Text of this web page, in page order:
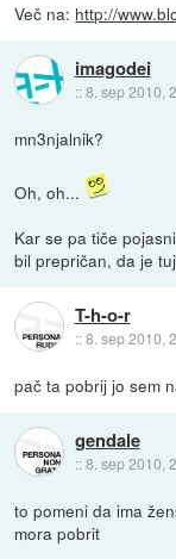
Več na: http://
imagodei
::8. sep 2010,
mn3njalnik?
Oh, oh...
Kar se pa tiče
bil prepričan, da je
T-h-o-r
::8. sep 2010,
pač ta pobrij jo sem
gendale
::8. sep 2010,
to pomeni da ima
mora pobrit